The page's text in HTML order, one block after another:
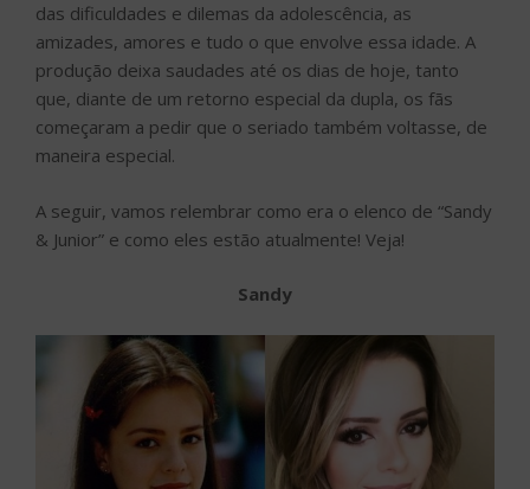
das dificuldades e dilemas da adolescência, as
amizades, amores e tudo o que envolve essa idade. A
produção deixa saudades até os dias de hoje, tanto
que, diante de um retorno especial da dupla, os fãs
começaram a pedir que o seriado também voltasse, de
maneira especial.
A seguir, vamos relembrar como era o elenco de “Sandy
& Junior” e como eles estão atualmente! Veja!
Sandy